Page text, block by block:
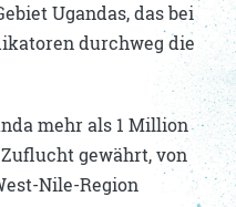
Ugandas, das bei
durchweg die
mehr als 1 Million
gewährt, von
Nile-Region